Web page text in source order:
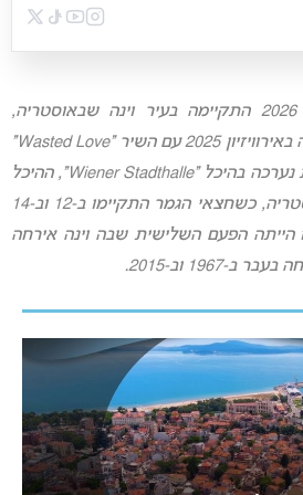
תחרות האירוויזיון לשנת 2026 התקיימה בעיר וינה שבאוסטריה,
בעקבות זכייתה של המדינה באירוויזיון 2025 עם השיר “Wasted Love”
(JJ). התחרות נערכה בהיכל “Wiener Stadthalle”, ההיכל
המקורה הגדול ביותר באוסטריה, כשחצאי הגמר התקיימו ב-12 וב-14
ב-16 במאי. זו הייתה הפעם השלישית שבה וינה אירחה
1967 וב-2015.